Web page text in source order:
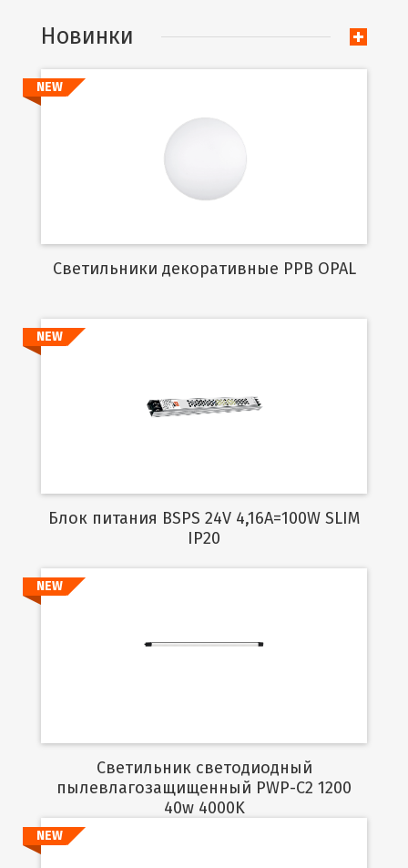
Новинки
NEW
Cветильники декоративные PPB OPAL
Подробнее
NEW
Блок питания BSPS 24V 4,16A=100W SLIM
IP20
NEW
Светильник светодиодный
пылевлагозащищенный PWP-C2 1200
40w 4000K
NEW